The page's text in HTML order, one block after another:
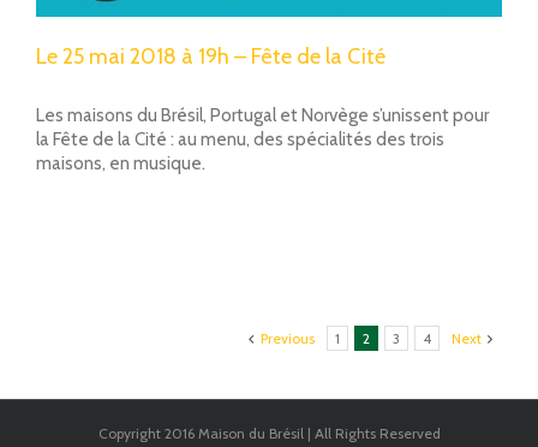
Le 25 mai 2018 à 19h – Fête de la Cité
Les maisons du Brésil, Portugal et Norvège s’unissent pour
la Fête de la Cité : au menu, des spécialités des trois
maisons, en musique.
Previous 1 2 3 4 Next
Copyright 2016 Maison du Brésil | All Rights Reserved